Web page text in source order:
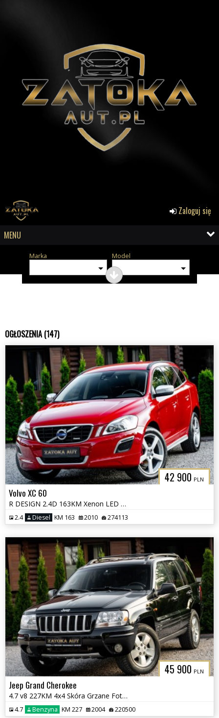
Zaloguj się
MENU
Marka Model
OGŁOSZENIA (147)
42 900 PLN
Volvo XC 60
R DESIGN 2.4D 163KM Xenon LED City Safety PDC HIFI Sound Navi Serwis
2.4 Diesel KM 163 2010 274113
45 900 PLN
Jeep Grand Cherokee
4.7 v8 227KM 4x4 Skóra Grzane Fot Tempomat Klima Skóra Zadbany BEZ RDZ
4.7 Benzyna KM 227 2004 220500